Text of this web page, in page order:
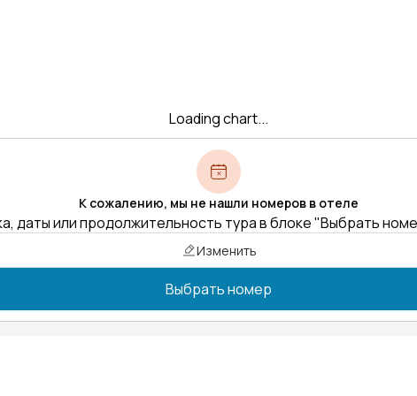
Loading chart...
К сожалению, мы не нашли номеров в отеле
даты или продолжительность тура в блоке "Выбрать
Изменить
Выбрать номер